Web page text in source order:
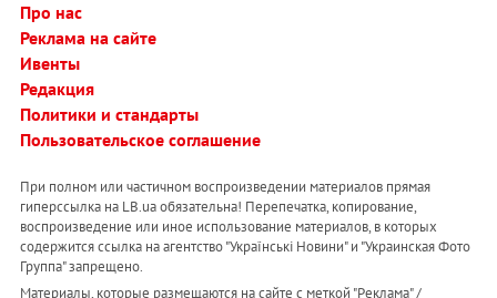
Про нас
Реклама на сайте
Ивенты
Редакция
Политики и стандарты
Пользовательское соглашение
При полном или частичном воспроизведении материалов прямая
гиперссылка на LB.ua обязательна! Перепечатка, копирование,
воспроизведение или иное использование материалов, в которых
содержится ссылка на агентство "Українськi Новини" и "Украинская Фото
Группа" запрещено.
Материалы, которые размещаются на сайте с меткой "Реклама" /